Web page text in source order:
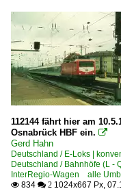
112144 fährt hier am
Osnabrück HBF ein. 
Gerd Hahn
Deutschland / E-Loks |
Deutschland / Bahnhöfe (L -
InterRegio-Wagen alle
 834  2 1024x667 Px,